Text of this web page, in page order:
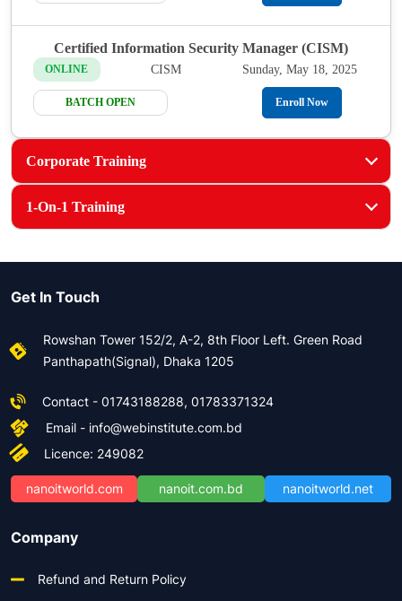
Certified Information Security Manager (CISM)
ONLINE CISM Sunday, May 18, 2025
BATCH OPEN Enroll Now
Corporate Training
1-On-1 Training
Get In Touch
Rowshan Tower 152/2, A-2, 8th Floor Left. Green Road
Panthapath(Signal), Dhaka 1205
Contact - 01743188288, 01783371324
Email - info@webinstitute.com.bd
Licence: 249082
nanoitworld.com nanoit.com.bd nanoitworld.net
Company
Refund and Return Policy